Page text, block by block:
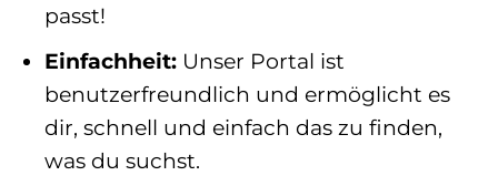
passt!
Einfachheit:Unser Portal ist
benutzerfreundlich und ermöglicht es
dir, schnell und einfach das zu finden,
was du suchst.